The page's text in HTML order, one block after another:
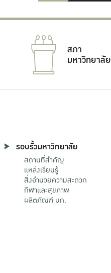
สภา
มหาวิทยาลัย
รอบรั้วมหาวิทยาลัย
สถานที่สำคัญ
แหล่งเรียนรู้
สิ่งอำนวยความสะดวก
กีฬาและสุขภาพ
ผลิตภัณฑ์ มก.